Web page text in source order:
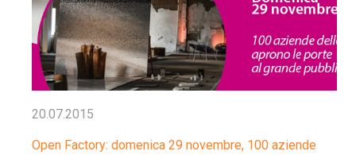
20.07.2015
Open Factory: domenica 29 novembre, 100 aziende